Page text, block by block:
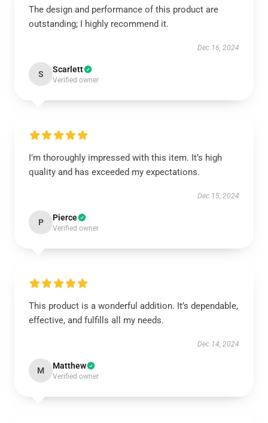
The design and performance of this product are
outstanding; I highly recommend it.
Dec 16, 2024
S Scarlett
Verified owner
I’m thoroughly impressed with this item. It’s high
quality and has exceeded my expectations.
Dec 15, 2024
P Pierce
Verified owner
This product is a wonderful addition. It’s dependable,
effective, and fulfills all my needs.
Dec 14, 2024
M Matthew
Verified owner